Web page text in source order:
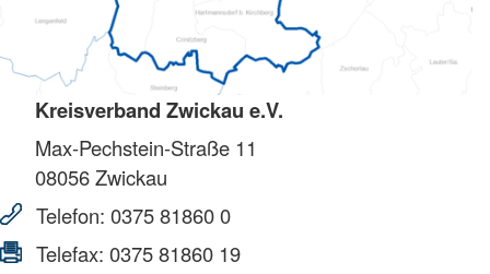
Kreisverband Zwickau e.V.
Max-Pechstein-Straße 11
08056Zwickau
Telefon: 0375 81860 0
Telefax: 0375 81860 19